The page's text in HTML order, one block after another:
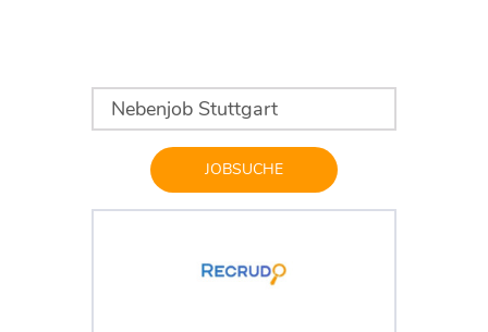
JOBSUCHE